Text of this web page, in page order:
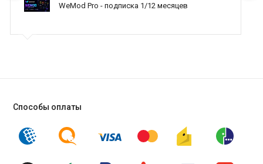
WeMod Pro - подписка 1/12 месяцев
Способы оплаты